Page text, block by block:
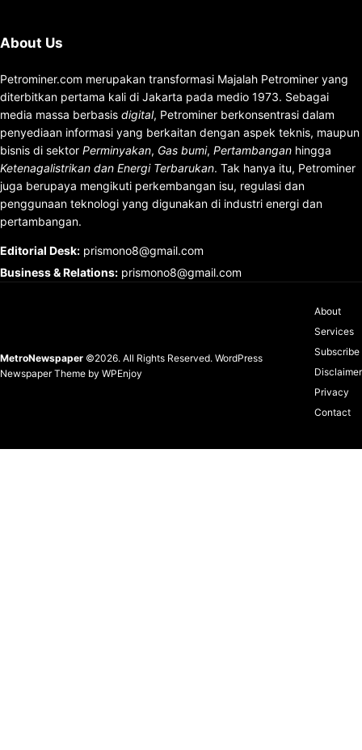
About Us
Petrominer.com merupakan transformasi Majalah Petrominer yang
diterbitkan pertama kali di Jakarta pada medio 1973. Sebagai
media massa berbasis digital, Petrominer berkonsentrasi dalam
penyediaan informasi yang berkaitan dengan aspek teknis, maupun
bisnis di sektor Perminyakan, Gas bumi, Pertambangan hingga
Ketenagalistrikan dan Energi Terbarukan. Tak hanya itu, Petrominer
juga berupaya mengikuti perkembangan isu, regulasi dan
penggunaan teknologi yang digunakan di industri energi dan
pertambangan.
Editorial Desk: prismono8@gmail.com
Business & Relations: prismono8@gmail.com
MetroNewspaper ©2026. All Rights Reserved. WordPress
Newspaper Theme by WPEnjoy
About
Services
Subscribe
Disclaimer
Privacy
Contact